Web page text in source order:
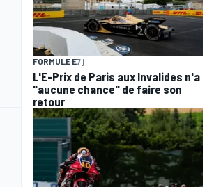
FORMULE E7 j
L'E-Prix de Paris aux Invalides n'a
"aucune chance" de faire son
retour